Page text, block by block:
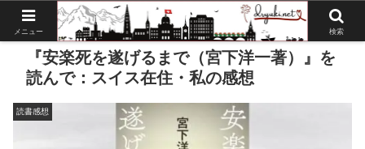
『安楽死を遂げるまで（宮下洋一著）』を
読んで：スイス在住・私の感想
読書感想
メニュー 検索